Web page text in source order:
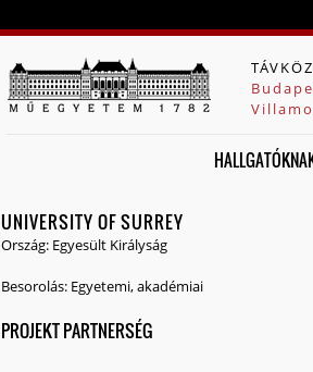
UNIVERSITY OF SURREY
Ország: Egyesült Királyság
Besorolás: Egyetemi, akadémiai
PROJEKT PARTNERSÉG